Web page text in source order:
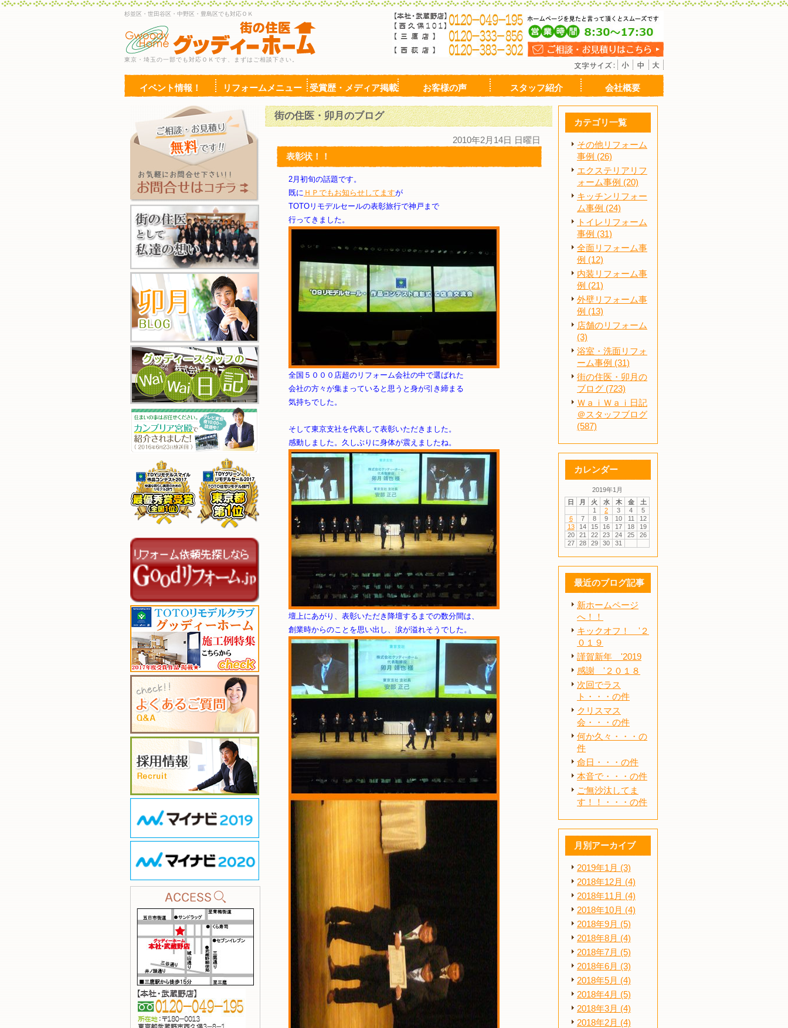
杉並区・世田谷区・中野区・豊島区でも対応ＯＫ
東京・埼玉の一部でも対応ＯＫです、まずはご相談下さい。
イベント情報！ リフォームメニュー 受賞歴・メディア掲載 お客様の声 スタッフ紹介 会社概要
街の住医・卯月のブログ
2010年2月14日 日曜日
表彰状！！
2月初旬の話題です。
既に ＨＰでもお知らせしてますが
TOTOリモデルセールの表彰旅行で神戸まで
行ってきました。
全国５０００店超のリフォーム会社の中で選ばれた
会社の方々が集まっていると思うと身が引き締まる
気持ちでした。
そして東京支社を代表して表彰いただきました。
感動しました。久しぶりに身体が震えましたね。
壇上にあがり、表彰いただき降壇するまでの数分間は、
創業時からのことを思い出し、涙が溢れそうでした。
カテゴリ一覧
その他リフォーム
事例 (26)
エクステリアリフ
ォーム事例 (20)
キッチンリフォー
ム事例 (24)
トイレリフォーム
事例 (31)
全面リフォーム事
例 (12)
内装リフォーム事
例 (21)
外壁リフォーム事
例 (13)
店舗のリフォーム
(3)
浴室・洗面リフォ
ーム事例 (31)
街の住医・卯月の
ブログ (723)
ＷａｉＷａｉ日記
＠スタッフブログ
(587)
カレンダー
2019年1月
日
月 火 水 木 金
土
1
2 3 4
5
6
7 8 9 10 11
12
13
14 15 16 17 18
19
20
21 22 23 24 25
26
27
28 29 30 31
最近のブログ記事
新ホームページ
へ！！
キックオフ！ '２
０１９
謹賀新年 '2019
感謝 '２０１８
次回でラス
ト・・・の件
クリスマス
会・・・の件
何か久々・・・の
件
命日・・・の件
本音で・・・の件
ご無沙汰してま
す！！・・・の件
月別アーカイブ
2019年1月 (3)
2018年12月 (4)
2018年11月 (4)
2018年10月 (4)
2018年9月 (5)
2018年8月 (4)
2018年7月 (5)
2018年6月 (3)
2018年5月 (4)
2018年4月 (5)
2018年3月 (4)
2018年2月 (4)